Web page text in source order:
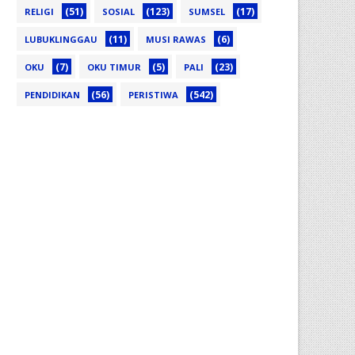
RELIGI (51) SOSIAL (123) SUMSEL (17)
LUBUKLINGGAU (11) MUSI RAWAS (6)
OKU (7) OKU TIMUR (5) PALI (23)
PENDIDIKAN (56) PERISTIWA (542)